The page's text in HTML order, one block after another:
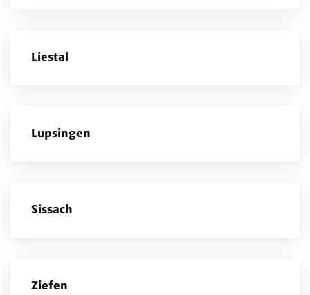
Liestal
Lupsingen
Sissach
Ziefen